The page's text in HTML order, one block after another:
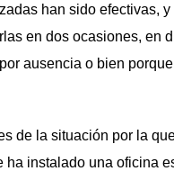
han sido efectivas,
en dos ocasiones, en
ausencia o bien
de la situación por la
instalado una oficina